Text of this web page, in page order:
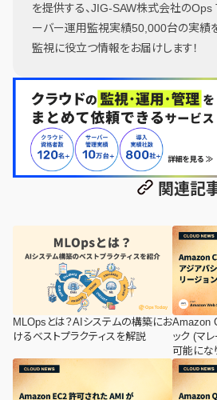
を提供する、JIG-SAW株式会社の
ーバー運用監視実績50,000台の実績を
監視に役立つ情報をお届けします！
関連記
MLOpsとは？AIシステムの構築にお
けるベストプラクティスを解説
Amazon
ック (マ
可能にな